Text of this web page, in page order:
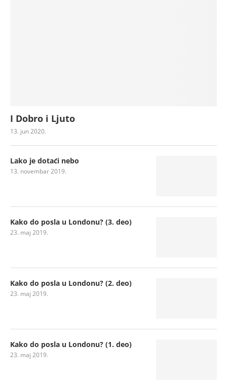
I Dobro i Ljuto
13. jun 2020.
Lako je dotaći nebo
13. novembar 2019.
Kako do posla u Londonu? (3. deo)
23. maj 2019.
Kako do posla u Londonu? (2. deo)
23. maj 2019.
Kako do posla u Londonu? (1. deo)
23. maj 2019.